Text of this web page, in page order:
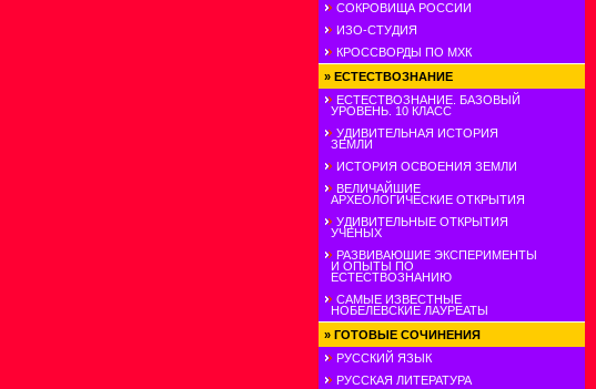
СОКРОВИЩА РОССИИ
ИЗО-СТУДИЯ
КРОССВОРДЫ ПО МХК
» ЕСТЕСТВОЗНАНИЕ
ЕСТЕСТВОЗНАНИЕ. БАЗОВЫЙ
УРОВЕНЬ. 10 КЛАСС
УДИВИТЕЛЬНАЯ ИСТОРИЯ
ЗЕМЛИ
ИСТОРИЯ ОСВОЕНИЯ ЗЕМЛИ
ВЕЛИЧАЙШИЕ
АРХЕОЛОГИЧЕСКИЕ ОТКРЫТИЯ
УДИВИТЕЛЬНЫЕ ОТКРЫТИЯ
УЧЕНЫХ
РАЗВИВАЮШИЕ ЭКСПЕРИМЕНТЫ
И ОПЫТЫ ПО
ЕСТЕСТВОЗНАНИЮ
САМЫЕ ИЗВЕСТНЫЕ
НОБЕЛЕВСКИЕ ЛАУРЕАТЫ
» ГОТОВЫЕ СОЧИНЕНИЯ
РУССКИЙ ЯЗЫК
РУССКАЯ ЛИТЕРАТУРА